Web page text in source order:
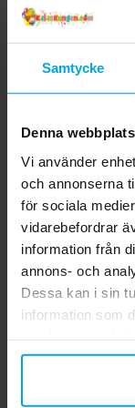
Samtycke
Denna
Vi använder
och annonserna
för sociala
vidarebefordrar
information från
annons- och
Dessa kan i sin
information som
närsomhelst
Pokémon
Pris:
39,00